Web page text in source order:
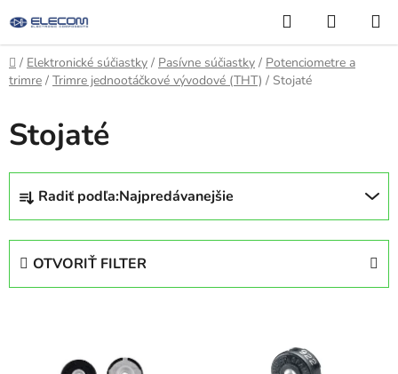
na
obsah
Hľadať
KOŠÍK
Domov
/ Elektronické súčiastky / Pasívne súčiastky / Potenciometre a
trimre / Trimre jednootáčkové vývodové (THT) / Stojaté
Stojaté
R
d
Radiť podľa:Najpredávanejšie
OTVORIŤ FILTER